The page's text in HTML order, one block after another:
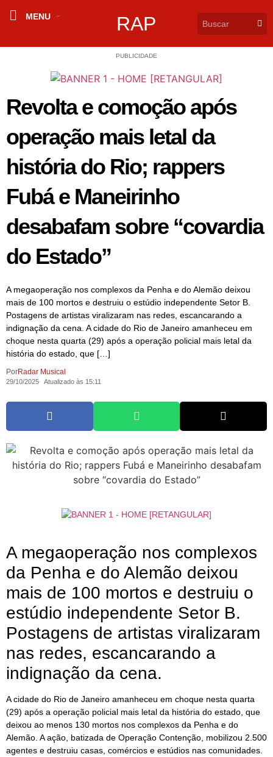
MENU RAP
PUBLICIDADE
Revolta e comoção após
operação mais letal da
história do Rio; rappers
Fubá e Maneirinho
desabafam sobre “covardia
do Estado”
A megaoperação nos complexos da Penha e do Alemão deixou
mais de 100 mortos e destruiu o estúdio independente Setor B.
Postagens de artistas viralizaram nas redes, escancarando a
indignação da cena. A cidade do Rio de Janeiro amanheceu em
choque nesta quarta (29) após a operação policial mais letal da
história do estado, que […]
PorRadar Musical
29/10/2025 Atualizado às 15:11
A megaoperação nos complexos
da Penha e do Alemão deixou
mais de 100 mortos e destruiu o
estúdio independente Setor B.
Postagens de artistas viralizaram
nas redes, escancarando a
indignação da cena.
A cidade do Rio de Janeiro amanheceu em choque nesta quarta
(29) após a operação policial mais letal da história do estado, que
deixou ao menos 130 mortos nos complexos da Penha e do
Alemão. A ação, batizada de Operação Contenção, mobilizou 2.500
agentes e destruiu casas, comércios e estúdios nas comunidades.